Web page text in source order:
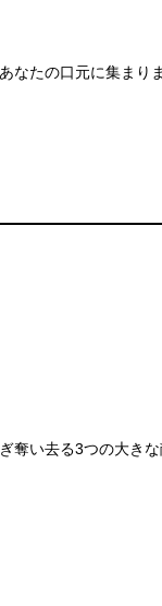
なたの口元に集まり
い去る3つの大きな